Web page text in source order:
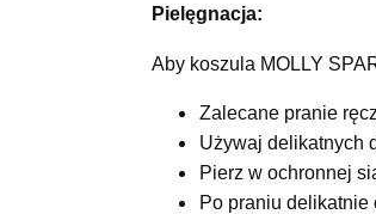
Pielęgnacja:
Aby koszula MOLLY
Zalecane pranie
Używaj delikatnych
Pierz w ochronnej
Po praniu